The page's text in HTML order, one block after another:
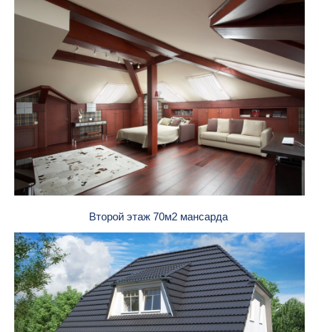
Второй этаж 70м2 мансарда